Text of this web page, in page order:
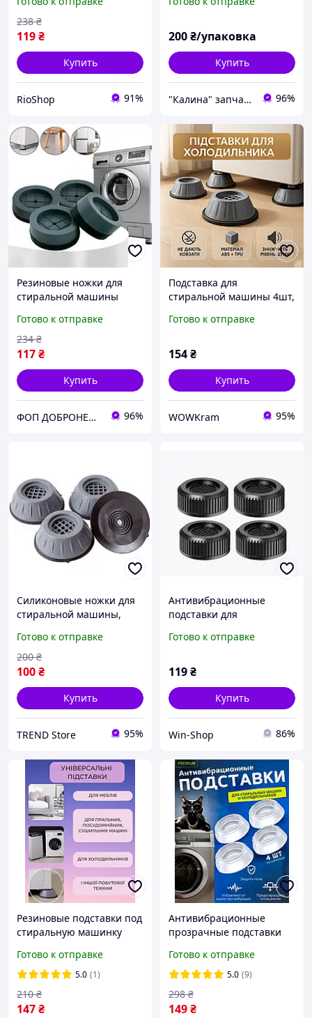
резиновые,амортизирую
щие подкладки под
ножки с присосками cde
119₴
238 ₴
Купить
RioShop 91%
Подставки для ножек
43
200₴/упаковка
Купить
"Калина" запчасти для бытовой техники 96%
Резиновые ножки для
стиральной машины
стиралки для
уменьшения шума, OLN
Готово к отправке
117₴
234 ₴
Купить
ФОП ДОБРОНЕЦЬКА С.М. 96%
Подставка для
стиральной машины 4шт,
антивибрационные для
97
Готово к отправке
154₴
Купить
WOWKram 95%
Силиконовые ножки для
стиральной машины,
подставок для
стиральной машинки AZ-
72
Готово к отправке
100₴
200 ₴
Купить
TREND Store 95%
Антивибрационные
подставки для
шт, резиновые
подкладки под ножки
мебели qwr
Готово к отправке
119₴
Купить
Win-Shop 86%
Резиновые подставки под
стиральную машинку
стиральной машины
Подставка для ножек
мебели
Готово к отправке
5.0 (1)
147₴
210 ₴
Антивибрационные
прозрачные подставки
4 шт резиновые,
подкладки под ножки
мебели cde
Готово к отправке
5.0 (9)
149₴
298 ₴